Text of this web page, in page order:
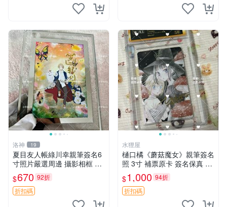
洛神 19
夏目友人帳綠川幸親筆簽名6
寸照片嚴選周邊 攝影相框 網
路認證 夏目友人帳收藏 簽名
照 6寸
$670 92折
折扣碼
水狸屋
樋口橘《蘑菇魔女》親筆簽名
照 3寸 補票原卡 簽名保真 收
藏推薦 蘑菇魔女 樋口橘 照片
$1,000 94折
折扣碼